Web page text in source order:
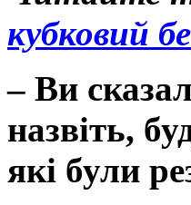
кубковий
– Ви
назвіть,
які були